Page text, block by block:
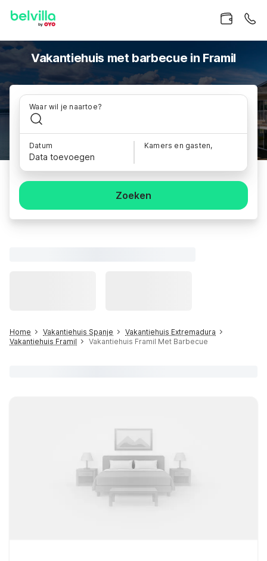
Vakantiehuis met barbecue in Framil
Waar wil je naartoe?
Datum
Data toevoegen
Kamers en gasten,
Zoeken
Home Vakantiehuis Spanje
Vakantiehuis Extremadura
Vakantiehuis Framil
Vakantiehuis Framil Met Barbecue